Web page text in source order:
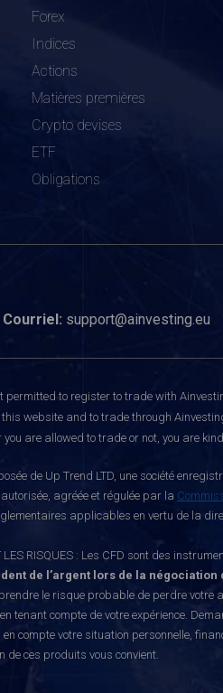
Forex
Indices
Actions
Matières premières
Crypto devises
ETF
Obligations
Courriel: support@ainvesting.eu
permitted to register to trade with
website and to trade through
are allowed to trade or not, you are
de Up Trend LTD, une société
agréée et régulée par la
applicables en vertu de la
LES RISQUES : Les CFD sont des
de l’argent lors de la négociation
le risque probable de perdre votre
tenant compte de votre expérience.
compte votre situation personnelle,
de ces produits vous convient.